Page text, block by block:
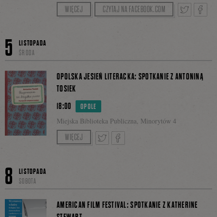
na
Zapraszamy na opowieść i pokaz zdjęć Szymona
Książki „Certyfikat dla małych księgarni”.
WIĘCEJ CZYTAJ NA FACEBOOK.COM
się
5
LISTOPADA
ŚRODA
18:00 OPOLE
Miejska Biblioteka Publiczna, Minorytów 4
OPOLSKA JESIEŃ LITERACKA: SPOTKANIE Z ANTONINĄ
TOSIEK
Prowadzenie: Joanna Filipczyk
WIĘCEJ
się
8
LISTOPADA
SOBOTA
AMERICAN FILM FESTIVAL: SPOTKANIE Z KATHERINE